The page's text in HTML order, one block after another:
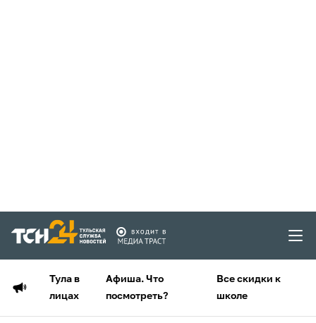
Тула в
лицах
Афиша. Что
посмотреть?
Все скидки к
школе